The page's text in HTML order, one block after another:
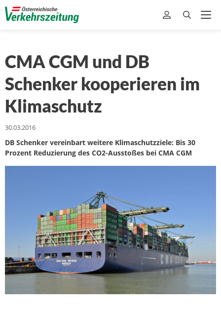
CMA CGM und DB
Schenker kooperieren im
Klimaschutz
30.03.2016
DB Schenker vereinbart weitere Klimaschutzziele: Bis 30
Prozent Reduzierung des CO2-Ausstoßes bei CMA CGM